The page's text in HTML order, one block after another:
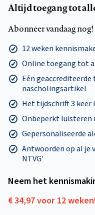
Altijd toegang tot
Abonneer vandaag nog!
12 weken
Online toegang tot
Eén
nascholingsartikel
Het tijdschrift 3 keer
Onbeperkt luisteren
Gepersonaliseerde
Antwoorden op al je
NTVG'
Neem het
€ 34,97 voor 12